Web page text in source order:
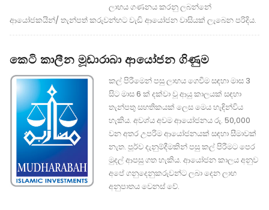
ලාභය ගණනය කරනු ලබන්නේ
ආයෝජකයින්/ තැන්පත් කරුවන්හට වැඩි ආයෝජන වාසියක් ලැබෙන පරිදිය.
කෙටි කාලීන මූඩාරාබා ආයෝජන ගිණුම
කල් පිරීමෙන් පසු ලාභය ගෙවීම සඳහා මාස 3
සිට මාස 6 ක් දක්වා වූ ආයු කාලයක් සඳහා
තැන්පතු සහතිකයක් ලෙස මෙය හැඳින්විය
හැකිය. අවශ්ය අවම ආයෝජනය රු. 50,000
වන අතර උපරිම ආයෝජනයක් සඳහා සීමාවක්
නැත. පූර්ව දැනුම්දීමකින් පසු කල් පිරීමට පෙර
මුදල් ආපසු ගත හැකිය. ආයෝජන කාලය අනුව
අපේ ගනුදෙනුකරුවන්ට ලබා දෙන ලාභ
අනුපාතය වෙනස් වේ.